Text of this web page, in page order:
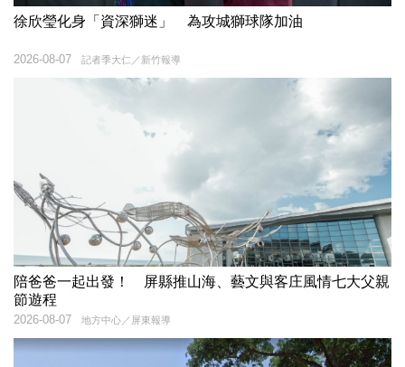
徐欣瑩化身「資深獅迷」 為攻城獅球隊加油
記者季大仁／新竹報導
2026-08-07
陪爸爸一起出發！ 屏縣推山海、藝文與客庄風情七大父親
節遊程
地方中心／屏東報導
2026-08-07